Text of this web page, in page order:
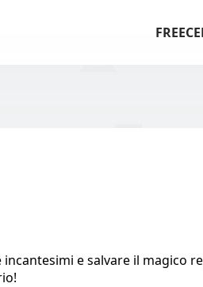
e salvare il magico